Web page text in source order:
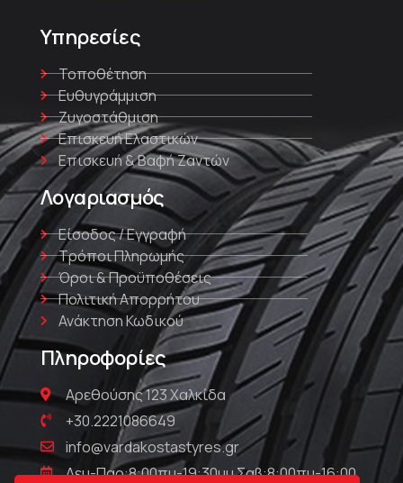
Υπηρεσίες
Τοποθέτηση
Ευθυγράμμιση
Ζυγοστάθμιση
Επισκευή Ελαστικών
Επισκευή & Βαφή Ζαντών
Λογαριασμός
Είσοδος / Εγγραφή
Τρόποι Πληρωμής
Όροι & Προϋποθέσεις
Πολιτική Απορρήτου
Ανάκτηση Κωδικού
Πληροφορίες
Αρεθούσης 123 Χαλκίδα
+30.2221086649
info@vardakostastyres.gr
Δευ-Παρ:8:00πμ-19:30μμ Σαβ:8:00πμ-16:00